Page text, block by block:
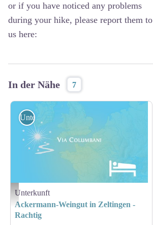
or if you have noticed any problems
during your hike, please report them to
us here:
In der Nähe 7
Hébergement - Via Columbani
Unterkunft
Unterkunft
Ackermann-Weingut in Zeltingen -
Rachtig